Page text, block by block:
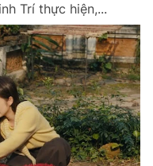
Trí thực hiện,...